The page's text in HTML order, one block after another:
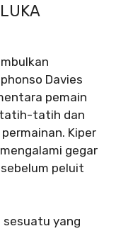
Davies
pemain
tatih dan
Kiper
gegar
peluit
sesuatu yang